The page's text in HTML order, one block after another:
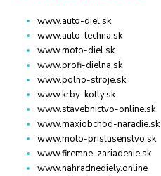
www.auto-diel.sk
www.auto-techna.sk
www.moto-diel.sk
www.profi-dielna.sk
www.polno-stroje.sk
www.krby-kotly.sk
www.stavebnictvo-online.sk
www.maxiobchod-naradie.sk
www.moto-prislusenstvo.sk
www.firemne-zariadenie.sk
www.nahradnediely.online